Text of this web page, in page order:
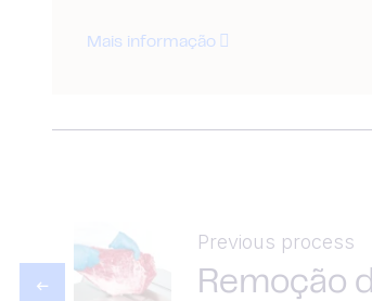
Mais informação
Previous process
Remoção